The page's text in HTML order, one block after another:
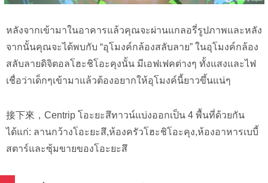
หลังจากเข้ามาในอาคารแล้วคุณจะผ่านแกลอรี่รูปภาพและหลัง
จากนั้นคุณจะได้พบกับ “อุโมงค์กล้องสลับลาย” ในอุโมงค์กล้อง
สลับลายดิจิตอลโฮะชิโอะคุงนั้น มีเอฟเฟคต่างๆ ทั้งแสงและไฟ
เชื่อว่าเด็กๆเข้ามาแล้วต้องอยากให้อุโมงค์นี้ยาวขึ้นแน่ๆ
接下來，Centrip โอะยะสึทาวน์แบ่งออกเป็น 4 พื้นที่ด้วยกัน
ได้แก่: ลานกว้างโอะยะสึ,ห้องครัวโฮะชิโอะคุง,ห้องอาหารเบบี้
สตาร์และซุ้มขายของโอะยะสึ